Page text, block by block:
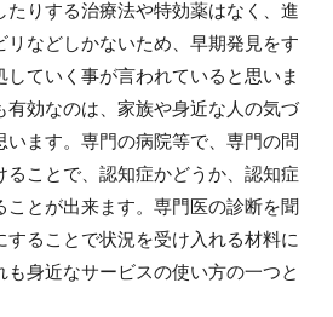
たりする治療法や特効薬はなく、進
リなどしかないため、早期発見をす
していく事が言われていると思いま
有効なのは、家族や身近な人の気づ
います。専門の病院等で、専門の問
ることで、認知症かどうか、認知症
ことが出来ます。専門医の診断を聞
することで状況を受け入れる材料に
も身近なサービスの使い方の一つと